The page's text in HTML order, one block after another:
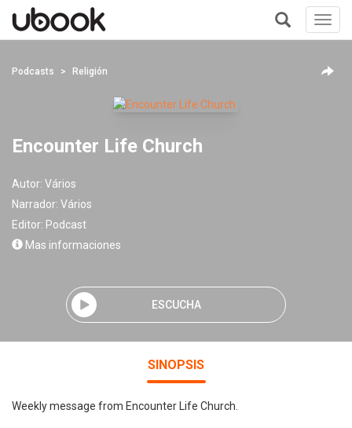
+
Podcasts Religión
Encounter Life Church
Autor: Vários
Narrador: Vários
Editor: Podcast
Mas informaciones
ESCUCHA
SINOPSIS
Weekly message from Encounter Life Church.